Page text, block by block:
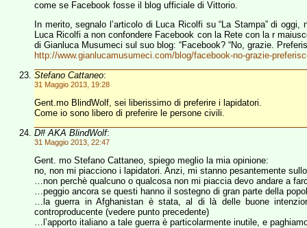
come se Facebook fosse il blog ufficiale di Vittorio.
In merito, segnalo l’articolo di Luca Ricolfi su “La Stampa” di
Luca Ricolfi a non confondere Facebook con la Rete con la r
di Gianluca Musumeci sul suo blog: “Facebook? “No, grazie.
http://www.gianlucamusumeci.com/blog/facebook-no-grazie-
Stefano Cattaneo:
31 Maggio 2013, 19:28
Gent.mo BlindWolf, sei liberissimo di preferire i lapidatori.
Come io sono libero di preferire le persone civili.
D# AKA BlindWolf:
31 Maggio 2013, 22:47
Gent. mo Stefano Cattaneo, spiego meglio la mia opinione:
no, non mi piacciono i lapidatori. Anzi, mi stanno pesantemente
…non perchè qualcuno o qualcosa non mi piaccia devo andare a
…peggio ancora se questi hanno il sostegno di gran parte della
…la guerra in Afghanistan è stata, al di là delle buone
controproducente (vedere punto precedente)
…l’apporto italiano a tale guerra è particolarmente inutile, e